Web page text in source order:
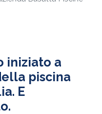
iniziato a
piscina
E